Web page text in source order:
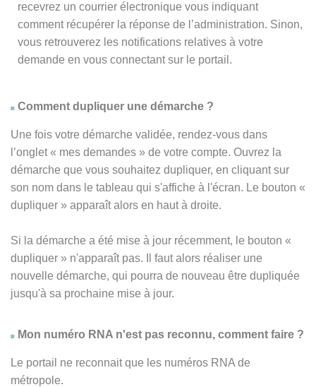
recevrez un courrier électronique vous indiquant
comment récupérer la réponse de l’administration. Sinon,
vous retrouverez les notifications relatives à votre
demande en vous connectant sur le portail.
Comment dupliquer une démarche ?
Une fois votre démarche validée, rendez-vous dans
l’onglet « mes demandes » de votre compte. Ouvrez la
démarche que vous souhaitez dupliquer, en cliquant sur
son nom dans le tableau qui s'affiche à l'écran. Le bouton «
dupliquer » apparaît alors en haut à droite.
Si la démarche a été mise à jour récemment, le bouton «
dupliquer » n'apparaît pas. Il faut alors réaliser une
nouvelle démarche, qui pourra de nouveau être dupliquée
jusqu'à sa prochaine mise à jour.
Mon numéro RNA n'est pas reconnu, comment faire ?
Le portail ne reconnait que les numéros RNA de
métropole.